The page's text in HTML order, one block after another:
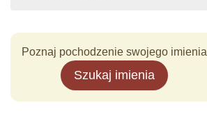
Poznaj pochodzenie swojego imienia
Szukaj imienia